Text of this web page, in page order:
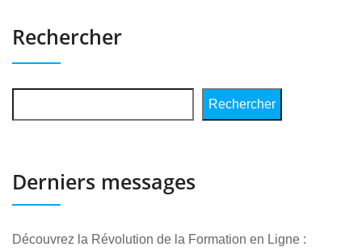
Rechercher
Rechercher
Derniers messages
Découvrez la Révolution de la Formation en Ligne :